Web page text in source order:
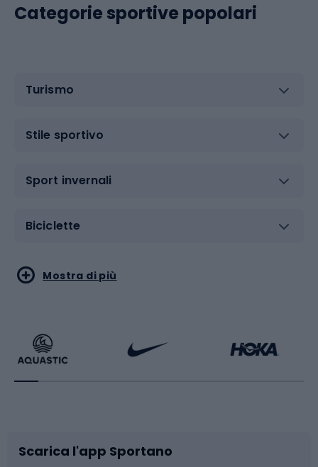
Categorie sportive popolari
Turismo
Stile sportivo
Sport invernali
Biciclette
Sport acquatici
Bikepacking
Bushcraft
Sport di arti marziali
Sport con le racchette
Slitte e slittini
Mostra di più
Scarica l'app Sportano